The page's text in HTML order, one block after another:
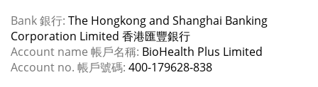
Bank 銀行: The Hongkong and Shanghai Banking
Corporation Limited 香港匯豐銀行
Account name 帳戶名稱: BioHealth Plus Limited
Account no. 帳戶號碼: 400-179628-838